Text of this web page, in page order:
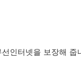
인터넷을 보장해 줍